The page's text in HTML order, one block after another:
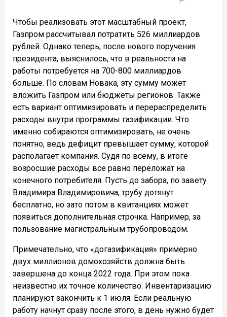
Чтобы реализовать этот масштабный проект,
Газпром рассчитывал потратить 526 миллиардов
рублей. Однако теперь, после нового поручения
президента, выяснилось, что в реальности на
работы потребуется на 700-800 миллиардов
больше. По словам Новака, эту сумму может
вложить Газпром или бюджеты регионов. Также
есть вариант оптимизировать и перераспределить
расходы внутри программы газификации. Что
именно собираются оптимизировать, не очень
понятно, ведь дефицит превышает сумму, которой
располагает компания. Судя по всему, в итоге
возросшие расходы все равно переложат на
конечного потребителя. Пусть до забора, по завету
Владимира Владимировича, трубу дотянут
бесплатно, но зато потом в квитанциях может
появиться дополнительная строчка. Например, за
пользование магистральным трубопроводом.
Примечательно, что «догазификация» примерно
двух миллионов домохозяйств должна быть
завершена до конца 2022 года. При этом пока
неизвестно их точное количество. Инвентаризацию
планируют закончить к 1 июля. Если реальную
работу начнут сразу после этого, в день нужно будет